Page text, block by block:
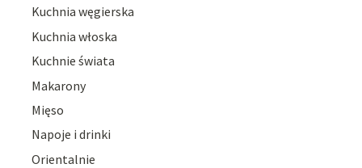
Kuchnia węgierska
Kuchnia włoska
Kuchnie świata
Makarony
Mięso
Napoje i drinki
Orientalnie